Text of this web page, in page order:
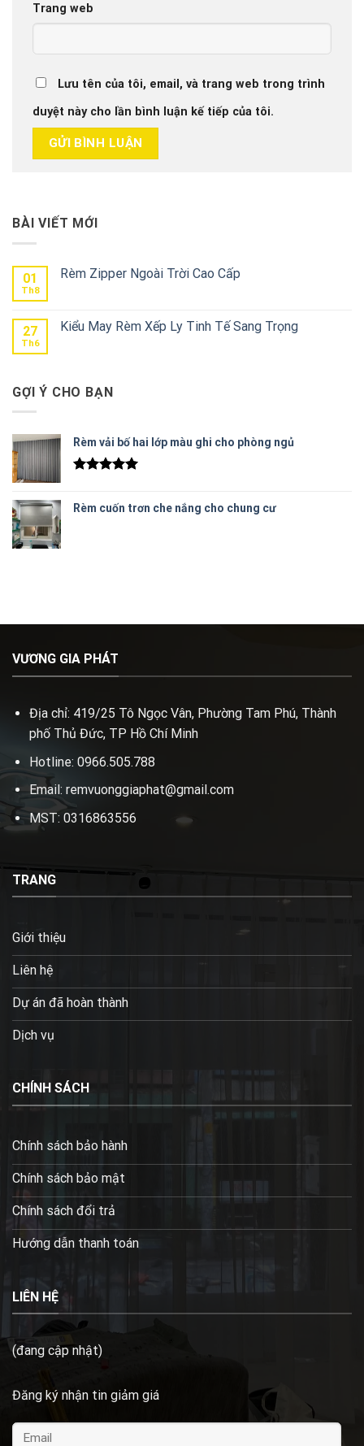
Trang web
Lưu tên của tôi, email, và trang web trong trình
duyệt này cho lần bình luận kế tiếp của tôi.
BÀI VIẾT MỚI
01
Th8
Rèm Zipper Ngoài Trời Cao Cấp
27
Th6
Kiểu May Rèm Xếp Ly Tinh Tế Sang Trọng
GỢI Ý CHO BẠN
Rèm vải bố hai lớp màu ghi cho phòng ngủ
5 sao
Rèm cuốn trơn che nắng cho chung cư
VƯƠNG GIA PHÁT
Địa chỉ: 419/25 Tô Ngọc Vân, Phường Tam Phú, Thành
phố Thủ Đức, TP Hồ Chí Minh
Hotline: 0966.505.788
Email: remvuonggiaphat@gmail.com
MST: 0316863556
TRANG
Giới thiệu
Liên hệ
Dự án đã hoàn thành
Dịch vụ
CHÍNH SÁCH
Chính sách bảo hành
Chính sách bảo mật
Chính sách đổi trả
Hướng dẫn thanh toán
LIÊN HỆ
(đang cập nhật)
Đăng ký nhận tin giảm giá